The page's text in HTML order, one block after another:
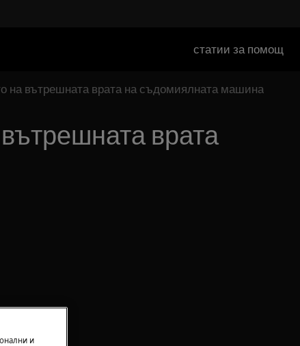
статии за помощ
на вътрешната врата на съдомиялната машина
врата
и